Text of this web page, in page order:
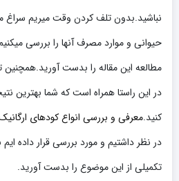
نباشید.بدون تلف کردن وقت میریم سراغ
حیوانی و موارد مصرف آنها را بررسی
مطالعه این مقاله را بدست آورید.همچنین
در این راستا همراه است که شما بهترین
کنید.معرفی و بررسی انواع کودهای
در نظر داشتیم و مورد بررسی قرار داده ایم
تکمیلی از این موضوع را بدست آورید.